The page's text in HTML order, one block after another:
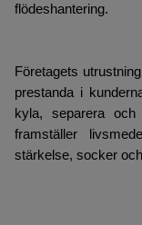
flödeshantering.
Företagets
prestanda i
kyla, separera
framställer
stärkelse, socker